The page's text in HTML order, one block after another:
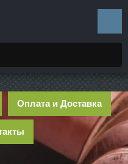
Оплата и Доставка